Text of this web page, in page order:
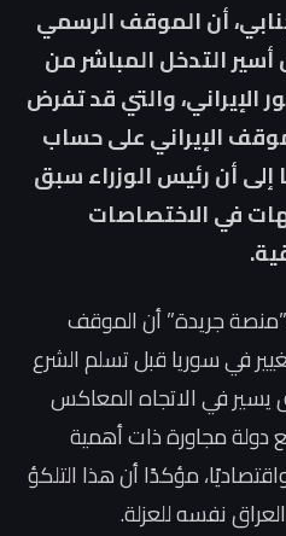
أن الموقف الرسمي
أسير التدخل المباشر من
الإيراني، والتي قد تفرض
الإيراني على حساب
إلى أن رئيس الوزراء سبق
في الاختصاصات
جريدة” أن الموقف
في سوريا قبل تسلم الشرع
يسير في الاتجاه المعاكس
دولة مجاورة ذات أهمية
مؤكدًا أن هذا التلكؤ
نفسه للعزلة.